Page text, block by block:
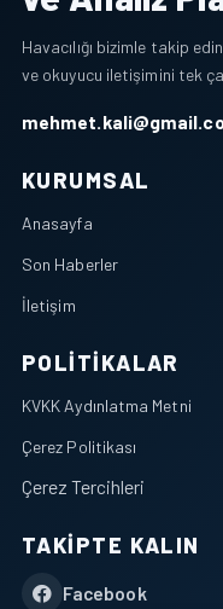
Havacılığı bizimle takip
ve okuyucu iletişimini tek
KURUMSAL
Anasayfa
Son Haberler
İletişim
POLITIKALAR
KVKK Aydınlatma Metni
Çerez Politikası
Çerez Tercihleri
TAKIPTE KALIN
Facebook